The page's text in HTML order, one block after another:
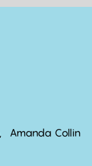
Amanda Collin